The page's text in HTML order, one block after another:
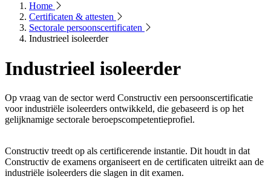
Home
Certificaten & attesten
Sectorale persoonscertificaten
Industrieel isoleerder
Industrieel isoleerder
Op vraag van de sector werd Constructiv een persoonscertificatie
voor industriële isoleerders ontwikkeld, die gebaseerd is op het
gelijknamige sectorale beroepscompetentieprofiel.
Constructiv treedt op als certificerende instantie. Dit houdt in dat
Constructiv de examens organiseert en de certificaten uitreikt aan de
industriële isoleerders die slagen in dit examen.